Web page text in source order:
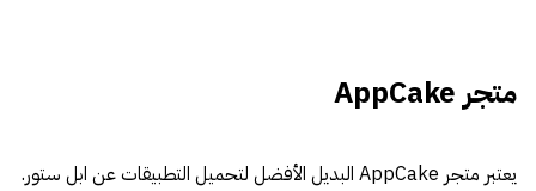
متجر AppCake
يعتبر متجر AppCake البديل الأفضل لتحميل التطبيقات عن ابل ستور.